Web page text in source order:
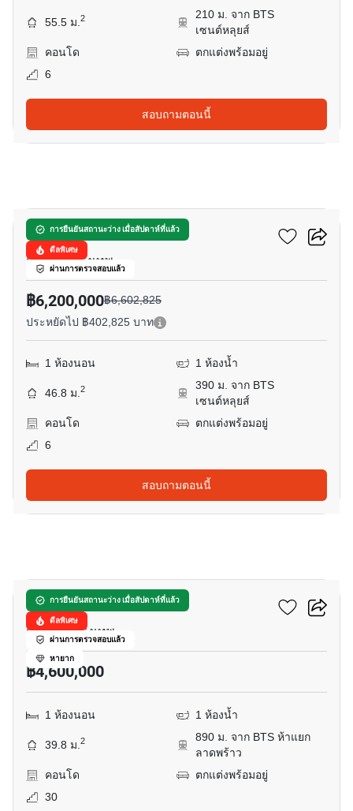
55.5 ม.2
210 ม. จาก BTS
เซนต์หลุยส์
คอนโด
ตกแต่งพร้อมอยู่
6
สอบถามตอนนี้
การยืนยันสถานะว่าง เมื่อสัปดาห์ที่แล้ว
ดีลพิเศษ
ผ่านการตรวจสอบแล้ว
เดอะ รูม สาทร
สุรศักดิ์, กรุงเทพ
฿6,200,000฿6,602,825
ประหยัดไป ฿402,825 บาท
1 ห้องนอน 1 ห้องน้ำ
46.8 ม.2
390 ม. จาก BTS
เซนต์หลุยส์
คอนโด
ตกแต่งพร้อมอยู่
6
สอบถามตอนนี้
การยืนยันสถานะว่าง เมื่อสัปดาห์ที่แล้ว
ดีลพิเศษ
ผ่านการตรวจสอบแล้ว
หายาก
อีควิน๊อกซ์ พหล-วิภา
จอมพล, กรุงเทพ
฿4,600,000
1 ห้องนอน 1 ห้องน้ำ
39.8 ม.2
890 ม. จาก BTS ห้าแยก
ลาดพร้าว
คอนโด
ตกแต่งพร้อมอยู่
30